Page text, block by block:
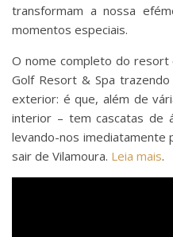
transformam a nossa
momentos especiais.
O nome completo do resort
Golf Resort & Spa
exterior: é que, além de
interior – tem cascatas de
levando-nos imediatamente
sair de Vilamoura. Leia mais.